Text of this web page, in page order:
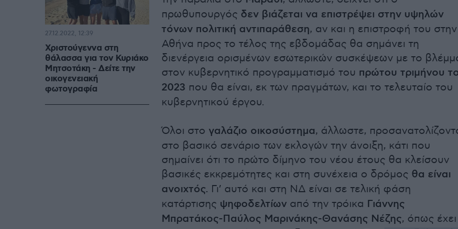
πρωθυπουργός δεν βιάζεται να επιστρέψει στην υψηλών
τόνων πολιτική αντιπαράθεση, αν και η επιστροφή του στην
Αθήνα προς το τέλος της εβδομάδας θα σημάνει τη
διενέργεια ορισμένων εσωτερικών συσκέψεων με το
στον κυβερνητικό προγραμματισμό του πρώτου τριμήνου
2023 που θα είναι, εκ των πραγμάτων, και το τελευταίο του
κυβερνητικού έργου.
Όλοι στο γαλάζιο οικοσύστημα, άλλωστε,
στο βασικό σενάριο των εκλογών την άνοιξη, κάτι που
σημαίνει ότι το πρώτο δίμηνο του νέου έτους θα κλείσουν
βασικές εκκρεμότητες και στη συνέχεια ο δρόμος θα είναι
ανοιχτός. Γι’ αυτό και στη ΝΔ είναι σε τελική φάση
κατάρτισης ψηφοδελτίων από την τρόικα Γιάννης
Μπρατάκος-Παύλος Μαρινάκης-Θανάσης Νέζης, όπως έχει
Χριστούγεννα στη
θάλασσα για τον Κυριάκο
Μητσοτάκη - Δείτε την
οικογενειακή
φωτογραφία
27.12.2022, 12:39